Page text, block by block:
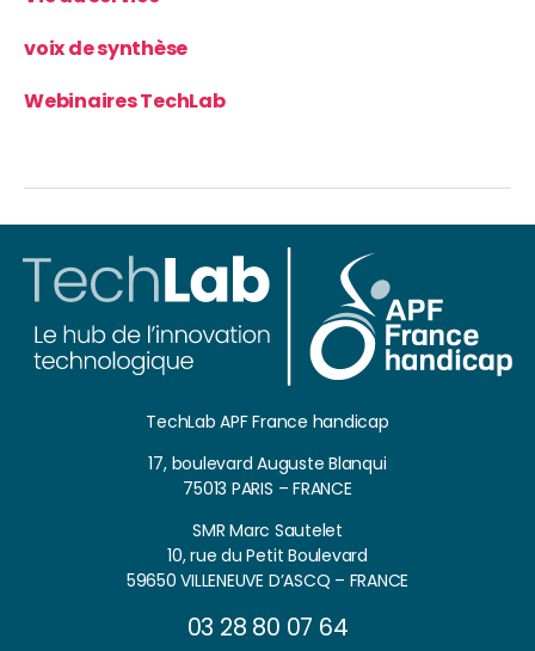
voix de synthèse
Webinaires TechLab
TechLab APF France handicap
17, boulevard Auguste Blanqui
75013 PARIS – FRANCE
SMR Marc Sautelet
10, rue du Petit Boulevard
59650 VILLENEUVE D’ASCQ – FRANCE
03 28 80 07 64